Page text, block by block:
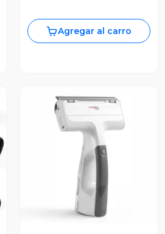
Agregar al carro
Vista Previa